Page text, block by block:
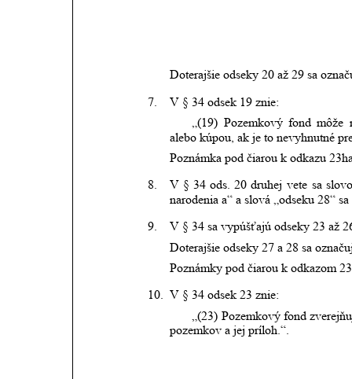
Doterajšie odseky 20 až 29 sa
7.
V § 34 odsek 19 znie:
„(19) Pozemkový fond môže
alebo kúpou, ak je to nevyhnutné
Poznámka pod čiarou k odkazu
8. V § 34 ods. 20 druhej vete sa
narodenia a“ a slová „odseku 28“
9.
V § 34 sa vypúšťajú odseky 23 až
Doterajšie odseky 27 a 28 sa
Poznámky pod čiarou k odkazom
10. V § 34 odsek 23 znie:
„(23) Pozemkový fond
pozemkov a jej príloh.“.